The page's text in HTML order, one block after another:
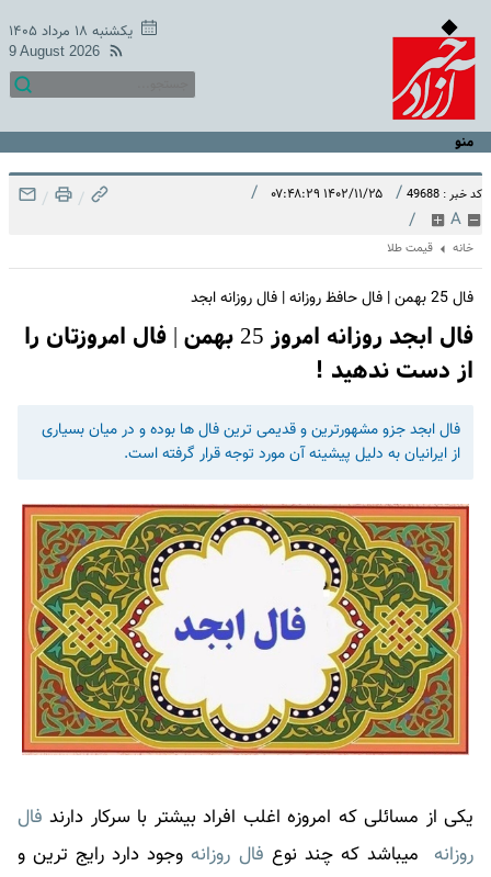
یکشنبه ۱۸ مرداد ۱۴۰۵
9 August 2026
منو
کد خبر : 49688 / ۱۴۰۲/۱۱/۲۵ ۰۷:۴۸:۲۹ /
A
/
/
/
خانه قیمت طلا
فال 25 بهمن | فال حافظ روزانه | فال روزانه ابجد
فال ابجد روزانه امروز 25 بهمن | فال امروزتان را
از دست ندهید !
فال ابجد جزو مشهورترین و قدیمی ترین فال ها بوده و در میان بسیاری
از ایرانیان به دلیل پیشینه آن مورد توجه قرار گرفته است.
یکی از مسائلی که امروزه اغلب افراد بیشتر با سرکار دارند فال
روزانه میباشد که چند نوع فال روزانهوجود دارد رایج ترین و